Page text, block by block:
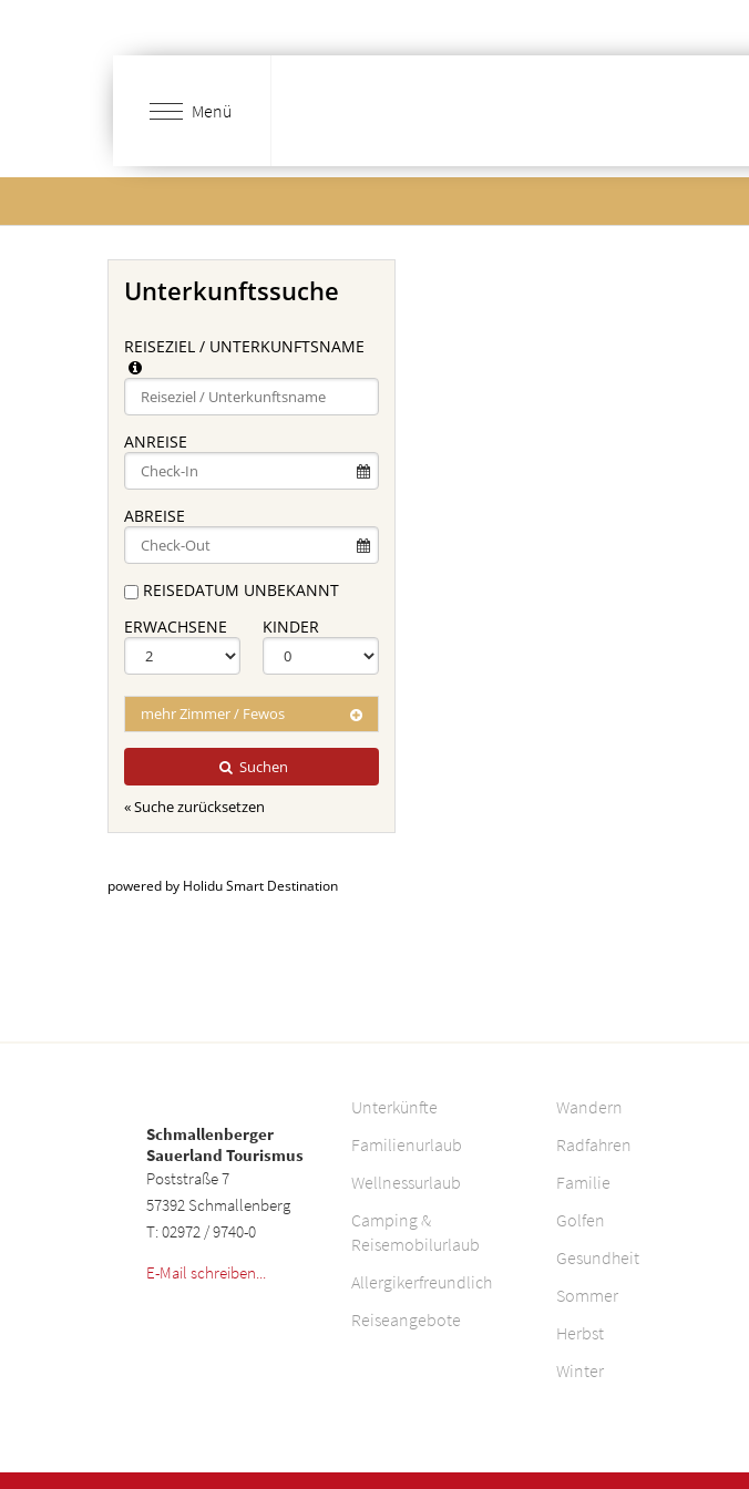
Menü
Unterkunftssuche
REISEZIEL / UNTERKUNFTSNAME
ANREISE
ABREISE
REISEDATUM UNBEKANNT
ERWACHSENE
KINDER
mehr Zimmer / Fewos
Suchen
« Suche zurücksetzen
powered by Holidu Smart Destination
Schmallenberger
Sauerland Tourismus
Poststraße 7
57392 Schmallenberg
T: 02972 / 9740-0
E-Mail schreiben...
Unterkünfte
Familienurlaub
Wellnessurlaub
Camping &
Reisemobilurlaub
Allergikerfreundlich
Reiseangebote
Wandern
Radfahren
Familie
Golfen
Gesundheit
Sommer
Herbst
Winter